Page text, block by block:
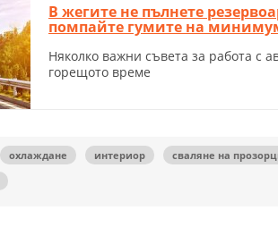
В жегите не пълнете
помпайте гумите на
Няколко важни съвета за работа с
горещото време
охлаждане интериор
сваляне на